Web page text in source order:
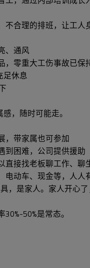
合理的排班，让工人
、通风
，零重大工伤事故已保
足休息
，随时可能走。
，带家属也可参加
到困难，公司提供援助
直接找老板聊工作、聊
电动车、现金等，人人
，是家人。家人开心
50%是常态。